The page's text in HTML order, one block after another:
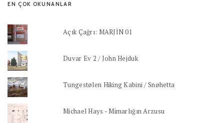
EN ÇOK OKUNANLAR
Açık Çağrı: MARJİN 01
Duvar Ev 2 / John Hejduk
Tungestølen Hiking Kabini / Snøhetta
Michael Hays - Mimarlığın Arzusu